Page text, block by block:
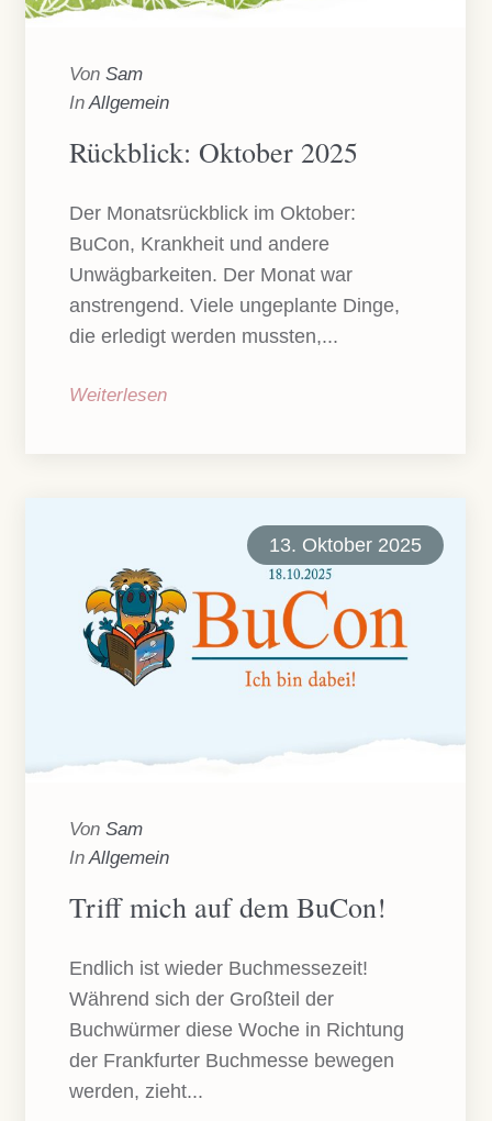
Von Sam
In Allgemein
Rückblick: Oktober 2025
Der Monatsrückblick im Oktober:
BuCon, Krankheit und andere
Unwägbarkeiten. Der Monat war
anstrengend. Viele ungeplante Dinge,
die erledigt werden mussten,...
Weiterlesen
13. Oktober 2025
Von Sam
In Allgemein
Triff mich auf dem BuCon!
Endlich ist wieder Buchmessezeit!
Während sich der Großteil der
Buchwürmer diese Woche in Richtung
der Frankfurter Buchmesse bewegen
werden, zieht...